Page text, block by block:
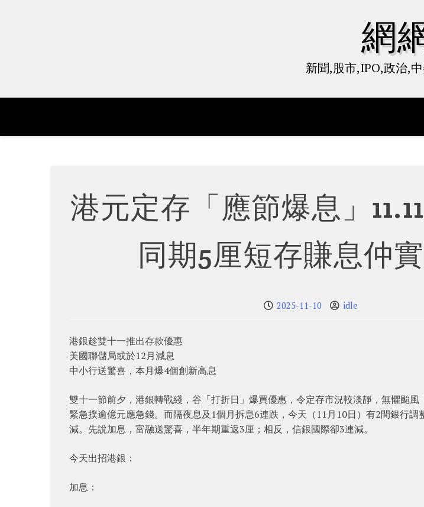
網
新聞,股市,IPO,政治,
港元定存「應節爆息」
同期5厘短存賺息仲
2025-11-10 idle
港銀趁雙十一推出存款優惠
美國聯儲局或於12月減息
中小行送驚喜，本月爆4個創新高息
雙十一節前夕，港銀轉戰綫，谷「打折日」爆買優惠，令定存市況較淡靜，無懼颱
緊急撲逾億元應急錢。而隔夜息及1個月拆息6連跌，今天（11月10日）有2間銀行調
減。先說加息，富融送驚喜，半年期重返3厘；相反，信銀國際卻3連減。
今天出招港銀：
加息：